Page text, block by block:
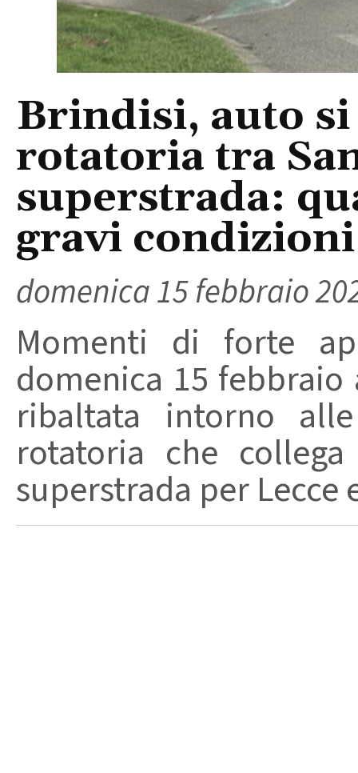
Brindisi, auto
rotatoria tra
superstrada:
gravi condizioni
domenica 15 febbraio
Momenti di forte
domenica 15 febbraio
ribaltata intorno
rotatoria che
superstrada per Lecce